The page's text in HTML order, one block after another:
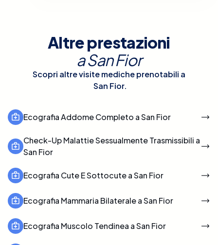
Altre prestazioni
aSan Fior
Scopri altre visite mediche prenotabili a
San Fior.
Ecografia Addome Completo a San Fior
Check-Up Malattie Sessualmente Trasmissibili a
San Fior
Ecografia Cute E Sottocute a San Fior
Ecografia Mammaria Bilaterale a San Fior
Ecografia Muscolo Tendinea a San Fior